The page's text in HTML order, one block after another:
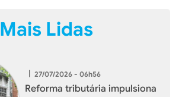
Mais Lidas
| 27/07/2026 - 06h56
Reforma tributária impulsiona